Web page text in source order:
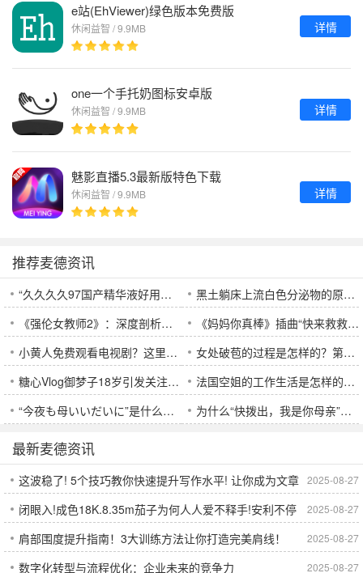
e站(EhViewer)绿色版本免费版
休闲益智 / 9.9MB 详情
one一个手托奶图标安卓版
休闲益智 / 9.9MB 详情
魅影直播5.3最新版特色下载
休闲益智 / 9.9MB 详情
推荐麦德资讯
“久久久久97国产精华液好用吗？分析它的成分、效果与使用感受，适合哪些人群？”
黑土躺床上流白色分泌物的原因和解决方法：如何避免植物土壤中出现这种现象？
《强伦女教师2》：深度剖析这部电影为何让人久久不能忘怀
《妈妈你真棒》插曲“快来救救我”出现在电影中，它代表了什么意义？
小黄人免费观看电视剧？这里有你不知道的独特特色
女处破苞的过程是怎样的？第一次经验会怎样影响女性的身体和心理？
糖心Vlog御梦子18岁引发关注，背后究竟是什么原因？
法国空姐的工作生活是怎样的？他们的真实经历如何？
“今夜も母いいだいに”是什么意思？为什么这句话能打动每个听到的人？
为什么“快拨出，我是你母亲”这句台词能如此打动人心，背后隐藏了哪些情感秘密？
最新麦德资讯
这波稳了! 5个技巧教你快速提升写作水平! 让你成为文章
创作达人
2025-08-27
闭眼入!成色18K.8.35m茄子为何人人爱不释手!安利不停 2025-08-27
肩部围度提升指南！3大训练方法让你打造完美肩线！ 2025-08-27
数字化转型与流程优化：企业未来的竞争力 2025-08-27